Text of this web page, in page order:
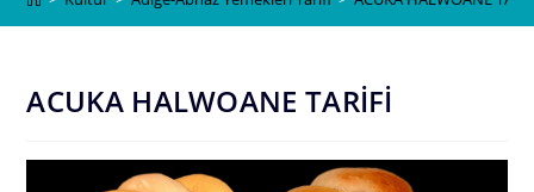
ACUKA HALWOANE TARİFİ